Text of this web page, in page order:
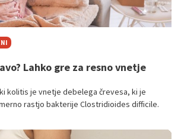
Lahko gre za resno vnetje
kolitis je vnetje debelega črevesa, ki je
rastjo bakterije Clostridioides difficile.